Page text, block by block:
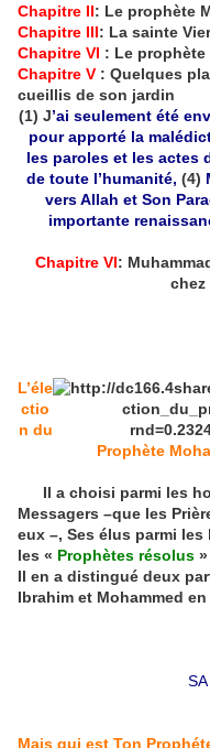
Chapitre II: Le prophète
Chapitre III: La sainte
Chapitre VI : Le prophète
Chapitre V : Quelques
cueillis de son jardin
(1) J’ai seulement été
pour apporté la
les paroles et les actes
de toute l’humanité, (4)
vers Allah et Son
importante
Chapitre VI:
chez
L’éle
ctio
n du
Il a choisi parmi les
Messagers –que les
eux –, Ses élus parmi
les « Prophètes résolus
Il en a distingué deux
Ibrahim et Mohammed
Mais qui est Ton